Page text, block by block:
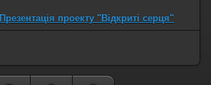
Презентація проекту "Відкриті серця"